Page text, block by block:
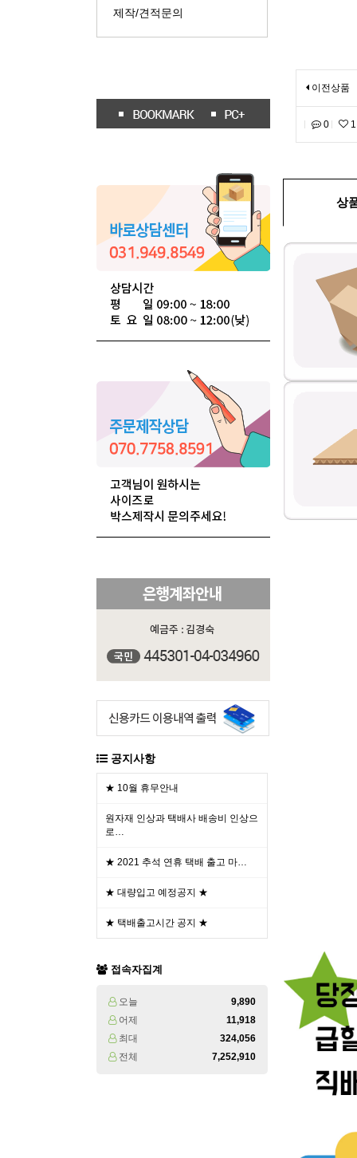
제작/견적문의
공지사항
★ 10월 휴무안내
원자재 인상과 택배사 배송비 인상으
로…
★ 2021 추석 연휴 택배 출고 마…
★ 대량입고 예정공지 ★
★ 택배출고시간 공지 ★
접속자집계
오늘
9,890
어제
11,918
최대
324,056
전체
7,252,910
이전상품
0 1
상